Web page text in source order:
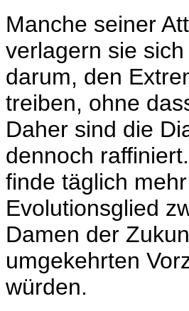
Manche seiner
verlagern sie
darum, den
treiben, ohne
Daher sind die
dennoch
finde täglich
Evolutionsglied
Damen der
umgekehrten
würden.